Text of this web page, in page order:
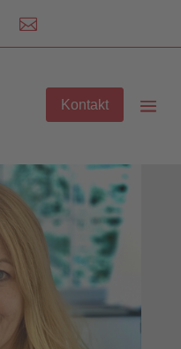

Kontakt